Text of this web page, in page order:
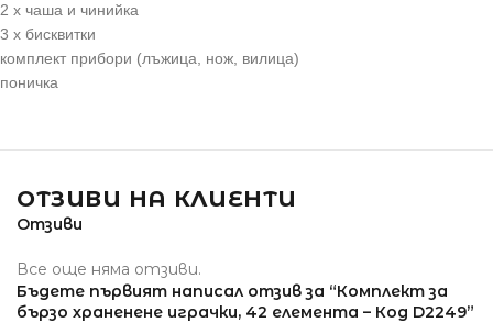
2 х чаша и чинийка
3 х бисквитки
комплект прибори (лъжица, нож, вилица)
поничка
ОТЗИВИ НА КЛИЕНТИ
Отзиви
Все още няма отзиви.
Бъдете първият написал отзив за “Комплект за
бързо храненене играчки, 42 елемента – Код D2249”